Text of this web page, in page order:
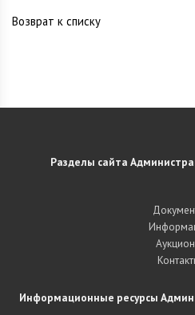
Возврат к списку
Разделы сайта
Информационные ресурсы